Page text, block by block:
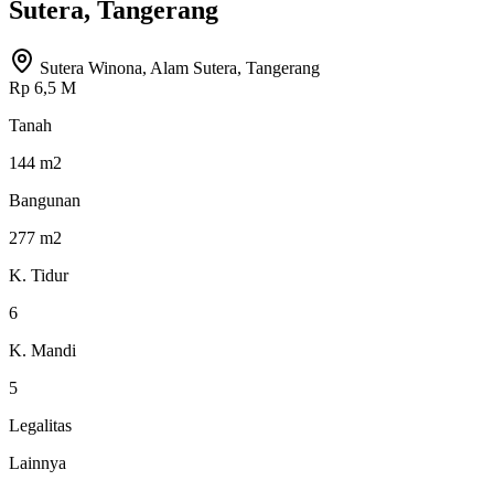
Sutera, Tangerang
Sutera Winona, Alam Sutera, Tangerang
Rp 6,5 M
Tanah
144 m2
Bangunan
277 m2
K. Tidur
6
K. Mandi
5
Legalitas
Lainnya